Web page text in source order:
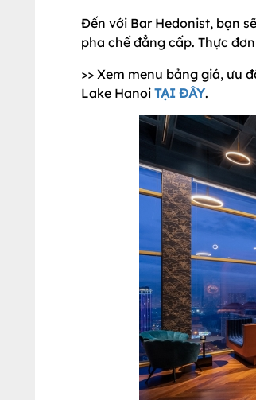
Đến với Bar Hedonist, bạn
pha chế đẳng cấp. Thực
>> Xem menu bảng giá, ưu
Lake Hanoi TẠI ĐÂY.